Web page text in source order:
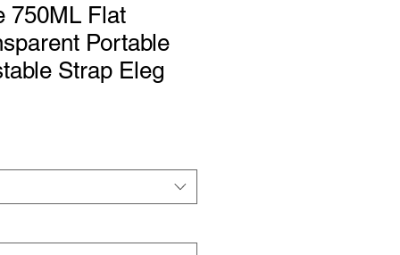
750ML Flat
Portable
Strap Eleg